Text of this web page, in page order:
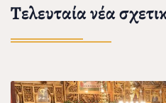
Τελευταία νέα